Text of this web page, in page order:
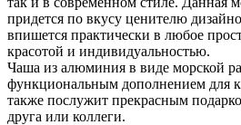
придется по вкусу ценителю
впишется практически в любое
красотой и индивидуальностью.
Чаша из алюминия в виде морской
функциональным дополнением для
также послужит прекрасным
друга или коллеги.